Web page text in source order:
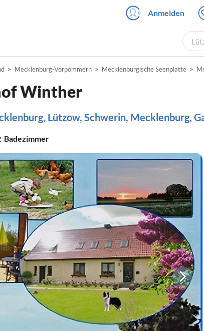
Anmelden
Mecklenburg-Vorpommern Mecklenburgische Seenplatte
Winther
Lützow, Schwerin, Mecklenburg,
Badezimmer